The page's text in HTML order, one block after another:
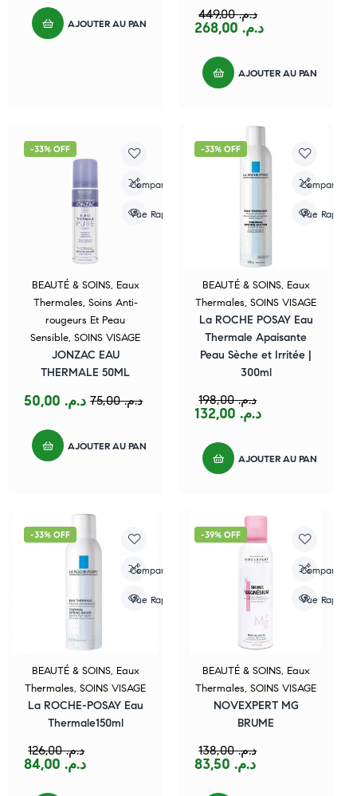
AJOUTER AU PANIER
د.م.449,00
د.م.
AJOUTER AU PANIER
-33% OFF
Compare
Vue Rapide
BEAUTÉ & SOINS, Eaux
Thermales, Soins Anti-
rougeurs Et Peau
Sensible, SOINS VISAGE
JONZAC EAU
THERMALE 50ML
د.م.75,00 د.م.
AJOUTER AU PANIER
-33% OFF
Compare
Vue Rapide
BEAUTÉ & SOINS, Eaux
Thermales, SOINS VISAGE
La ROCHE POSAY Eau
Thermale Apaisante
Peau Sèche et Irritée |
300ml
د.م.198,00
د.م.
AJOUTER AU PANIER
-33% OFF
Compare
Vue Rapide
BEAUTÉ & SOINS, Eaux
Thermales, SOINS VISAGE
La ROCHE-POSAY Eau
Thermale150ml
د.م.126,00
د.م.
-39% OFF
Compare
Vue Rapide
BEAUTÉ & SOINS, Eaux
Thermales, SOINS VISAGE
NOVEXPERT MG
BRUME
د.م.138,00
د.م.